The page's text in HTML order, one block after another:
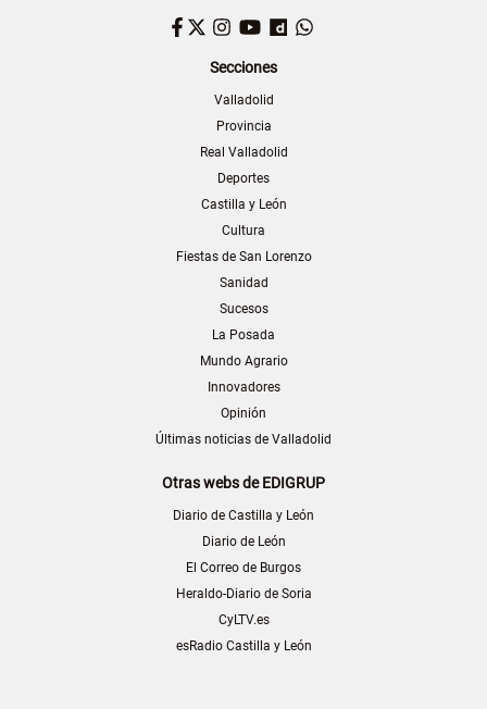
Facebook
TwitterInstagram
YouTubeDailymotion
Secciones
Valladolid
Provincia
Real Valladolid
Deportes
Castilla y León
Cultura
Fiestas de San Lorenzo
Sanidad
Sucesos
La Posada
Mundo Agrario
Innovadores
Opinión
Últimas noticias de Valladolid
Otras webs de EDIGRUP
Diario de Castilla y León
Diario de León
El Correo de Burgos
Heraldo-Diario de Soria
CyLTV.es
esRadio Castilla y León